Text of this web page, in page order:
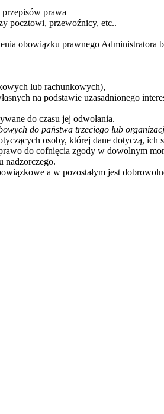
prawa
pocztowi, przewoźnicy, etc..
obowiązku prawnego
lub rachunkowych),
na podstawie uzasadnionego
do czasu jej odwołania.
do państwa trzeciego lub
osoby, której dane dotyczą,
do cofnięcia zgody w dowolnym
nadzorczego.
a w pozostałym jest